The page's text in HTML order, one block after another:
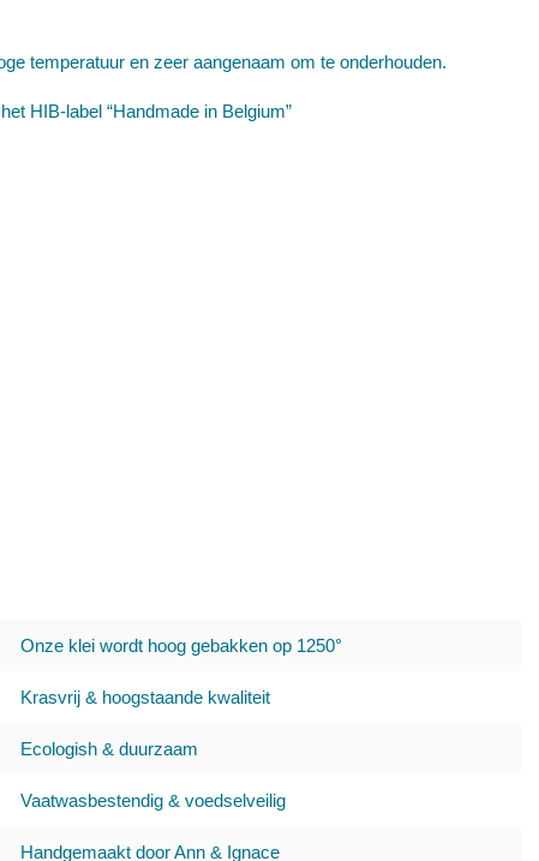
temperatuur en zeer aangenaam om te onderhouden.
HIB-label “Handmade in Belgium”
Onze klei wordt hoog gebakken op 1250°
Krasvrij & hoogstaande kwaliteit
Ecologish & duurzaam
Vaatwasbestendig & voedselveilig
Handgemaakt door Ann & Ignace